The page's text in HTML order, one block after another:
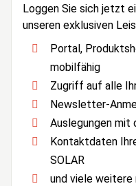
Loggen Sie sich jetzt
unseren exklusiven
Portal,
mobilfähig
Zugriff auf alle
Newsletter-
Auslegungen mit
Kontaktdaten
SOLAR
und viele